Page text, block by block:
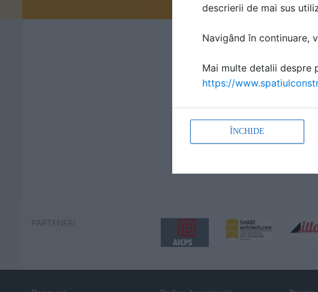
Promovați-vă
PARTENERI
descrierii de mai sus
Navigând în continuare,
Mai multe detalii despre
https://
ÎNCHIDE